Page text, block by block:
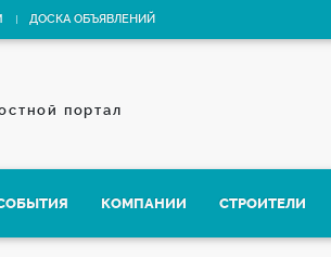
ДОСКА ОБЪЯВЛЕНИЙ
портал
КОМПАНИИ СТРОИТЕЛИ